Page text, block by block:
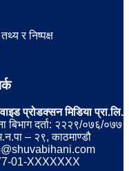
र निष्पक्ष
प्रोडक्सन मिडिया प्रा.लि.
बिभाग दर्ता: २२२९/०७६/०७७
– २९, काठमाण्डौ
01-XXXXXXX